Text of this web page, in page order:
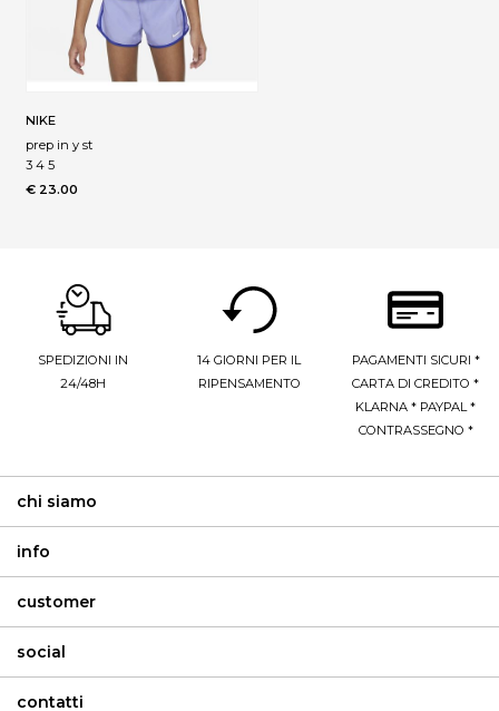
NIKE
prep in y st
3 4 5
€ 23.00
SPEDIZIONI IN
24/48H
14 GIORNI PER IL
RIPENSAMENTO
PAGAMENTI SICURI *
CARTA DI CREDITO *
KLARNA * PAYPAL *
CONTRASSEGNO *
chi siamo
info
customer
social
contatti